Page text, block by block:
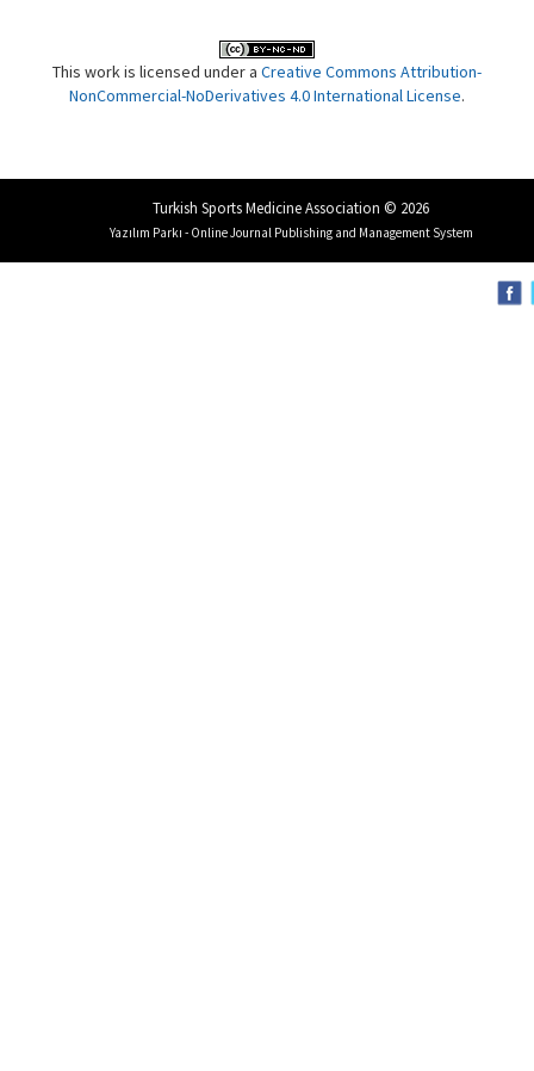
This work is licensed under a Creative Commons Attribution-
NonCommercial-NoDerivatives 4.0 International License.
Turkish Sports Medicine Association © 2026
Yazılım Parkı - Online Journal Publishing and Management System